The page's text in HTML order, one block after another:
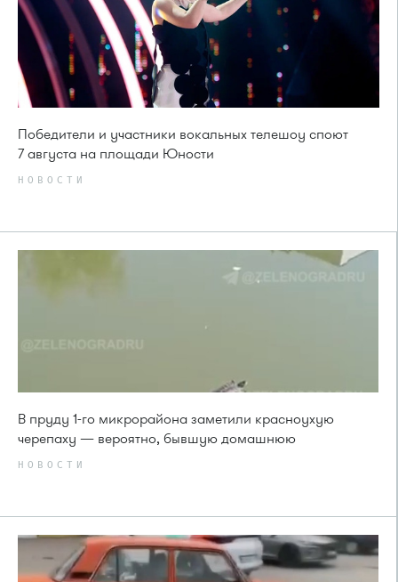
Победители и участники вокальных телешоу споют
7 августа на площади Юности
НОВОСТИ
В пруду 1-го микрорайона заметили красноухую
черепаху — вероятно, бывшую домашнюю
НОВОСТИ